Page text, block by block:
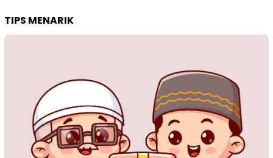
TIPS MENARIK